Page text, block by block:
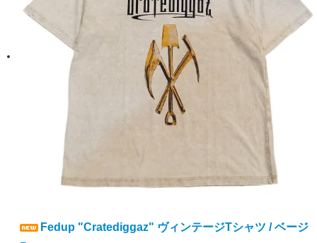
Fedup "Cratediggaz" ヴィンテージTシャツ / ベージ